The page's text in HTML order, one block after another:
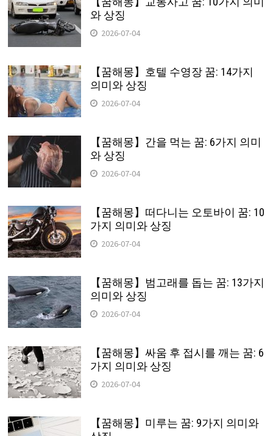
와 상징
2026-07-04
【꿈해몽】호텔 수영장 꿈: 14가지
의미와 상징
2026-07-04
【꿈해몽】간을 먹는 꿈: 6가지 의미
와 상징
2026-07-04
【꿈해몽】떠다니는 오토바이 꿈: 10
가지 의미와 상징
2026-07-04
【꿈해몽】범고래를 돕는 꿈: 13가지
의미와 상징
2026-07-04
【꿈해몽】싸움 후 접시를 깨는 꿈: 6
가지 의미와 상징
2026-07-04
【꿈해몽】미루는 꿈: 9가지 의미와